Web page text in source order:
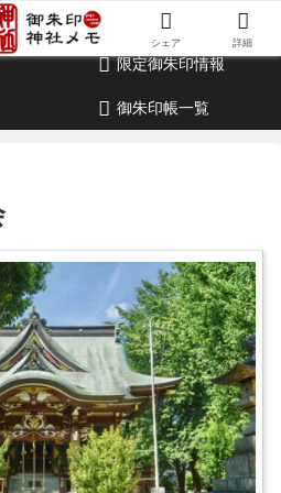
・神社情報・考察ブログ
限定御朱印情報
御朱印帳一覧
シェア 詳細